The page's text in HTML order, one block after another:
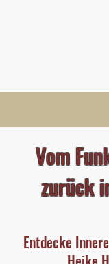
Vom
zurück
Entdecke